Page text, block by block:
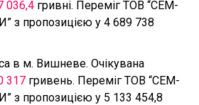
036,4 гривні. Переміг ТОВ “СЕМ-
пропозицією у 4 689 738
в м. Вишневе. Очікувана
317 гривень. Переміг ТОВ “СЕМ-
пропозицією у 5 133 454,8